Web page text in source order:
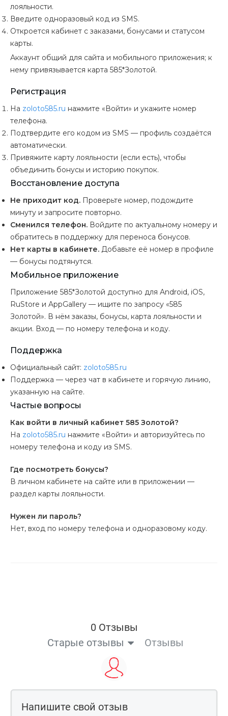
лояльности.
Введите одноразовый код из SMS.
Откроется кабинет с заказами, бонусами и статусом
карты.
Аккаунт общий для сайта и мобильного приложения; к
нему привязывается карта 585*Золотой.
Регистрация
На zoloto585.ru нажмите «Войти» и укажите номер
телефона.
Подтвердите его кодом из SMS — профиль создаётся
автоматически.
Привяжите карту лояльности (если есть), чтобы
объединить бонусы и историю покупок.
Восстановление доступа
Не приходит код. Проверьте номер, подождите
минуту и запросите повторно.
Сменился телефон. Войдите по актуальному номеру и
обратитесь в поддержку для переноса бонусов.
Нет карты в кабинете. Добавьте её номер в профиле
— бонусы подтянутся.
Мобильное приложение
Приложение 585*Золотой доступно для Android, iOS,
RuStore и AppGallery — ищите по запросу «585
Золотой». В нём заказы, бонусы, карта лояльности и
акции. Вход — по номеру телефона и коду.
Поддержка
Официальный сайт: zoloto585.ru
Поддержка — через чат в кабинете и горячую линию,
указанную на сайте.
Частые вопросы
Как войти в личный кабинет 585 Золотой?
На zoloto585.ru нажмите «Войти» и авторизуйтесь по
номеру телефона и коду из SMS.
Где посмотреть бонусы?
В личном кабинете на сайте или в приложении —
раздел карты лояльности.
Нужен ли пароль?
Нет, вход по номеру телефона и одноразовому коду.
0 Отзывы
Старые отзывы
Отзывы